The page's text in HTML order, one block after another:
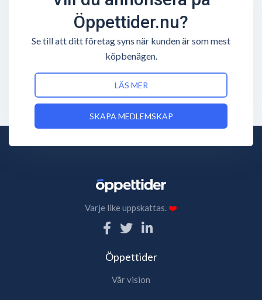
Öppettider.nu?
Se till att ditt företag syns när kunden är som mest
köpbenägen.
LÄS MER
SKAPA MEDLEMSKAP
Varje like uppskattas.❤️
Öppettider
Vår vision